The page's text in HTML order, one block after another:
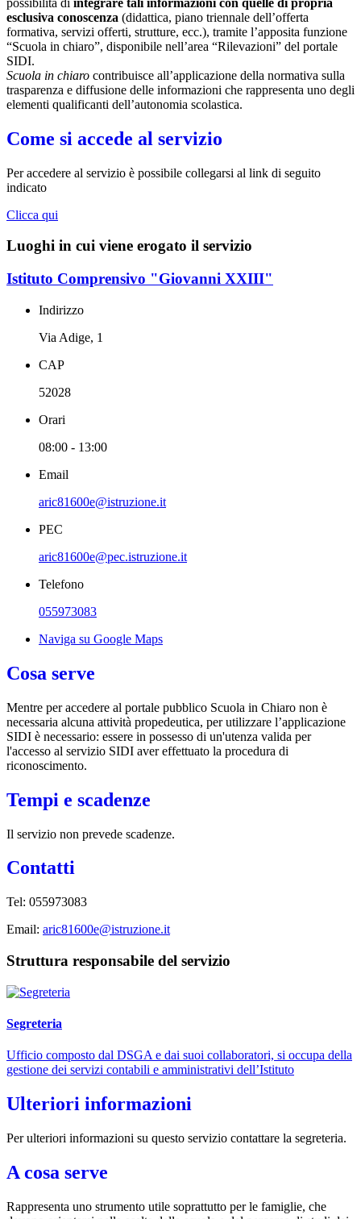
possibilità di integrare tali informazioni con quelle di propria
esclusiva conoscenza (didattica, piano triennale dell’offerta
formativa, servizi offerti, strutture, ecc.), tramite l’apposita funzione
“Scuola in chiaro”, disponibile nell’area “Rilevazioni” del portale
SIDI.
Scuola in chiaro contribuisce all’applicazione della normativa sulla
trasparenza e diffusione delle informazioni che rappresenta uno degli
elementi qualificanti dell’autonomia scolastica.
Come si accede al servizio
Per accedere al servizio è possibile collegarsi al link di seguito
indicato
Clicca qui
Luoghi in cui viene erogato il servizio
Istituto Comprensivo "Giovanni XXIII"
Indirizzo
Via Adige, 1
CAP
52028
Orari
08:00 - 13:00
Email
aric81600e@istruzione.it
PEC
aric81600e@pec.istruzione.it
Telefono
055973083
Naviga su Google Maps
Cosa serve
Mentre per accedere al portale pubblico Scuola in Chiaro non è
necessaria alcuna attività propedeutica, per utilizzare l’applicazione
SIDI è necessario: essere in possesso di un'utenza valida per
l'accesso al servizio SIDI aver effettuato la procedura di
riconoscimento.
Tempi e scadenze
Il servizio non prevede scadenze.
Contatti
Tel: 055973083
Email: aric81600e@istruzione.it
Struttura responsabile del servizio
Segreteria
Ufficio composto dal DSGA e dai suoi collaboratori, si occupa della
gestione dei servizi contabili e amministrativi dell’Istituto
Ulteriori informazioni
Per ulteriori informazioni su questo servizio contattare la segreteria.
A cosa serve
Rappresenta uno strumento utile soprattutto per le famiglie, che